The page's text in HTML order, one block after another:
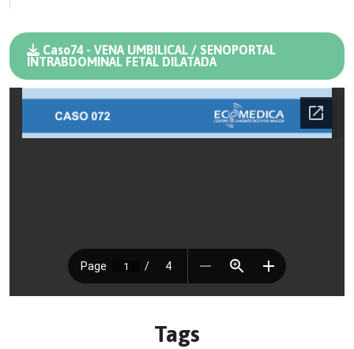
Caso74 - VENA UMBILICAL / SENOPORTAL
INTRABDOMINAL FETAL DILATADA
Tags